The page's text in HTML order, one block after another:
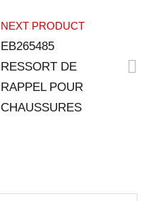
NEXT PRODUCT
EB265485
RESSORT DE
RAPPEL POUR
CHAUSSURES